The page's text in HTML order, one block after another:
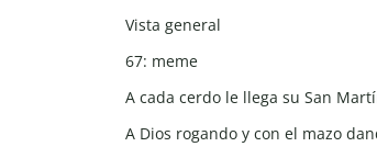
Vista general
67: meme
A cada cerdo le llega su San
A Dios rogando y con el mazo